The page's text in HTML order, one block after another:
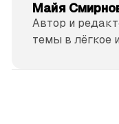
Майя
Автор и
темы в лёгкое